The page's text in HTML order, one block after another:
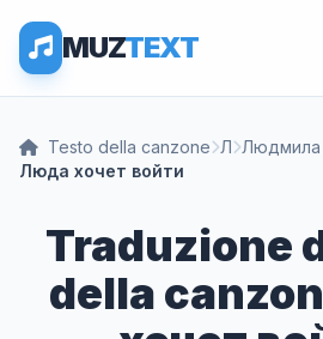
MUZTEXT
Testo della canzone Л Людмила
Люда хочет войти
Traduzione
della